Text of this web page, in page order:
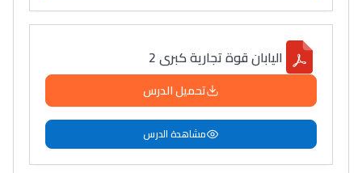
اليابان قوة تجارية كبرى 2
تحميل الدرس
مشاهدة الدرس